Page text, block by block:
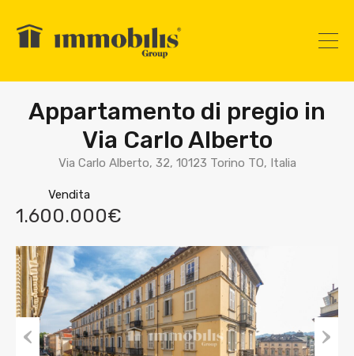
Appartamento di pregio in
Via Carlo Alberto
Via Carlo Alberto, 32, 10123 Torino TO, Italia
Vendita
1.600.000€